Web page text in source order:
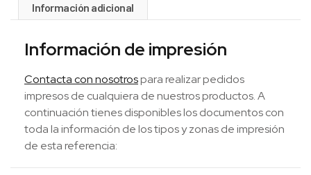
Información adicional
Información de impresión
Contacta con nosotrospara realizar pedidos
impresos de cualquiera de nuestros productos. A
continuación tienes disponibles los documentos con
toda la información de los tipos y zonas de impresión
de esta referencia: